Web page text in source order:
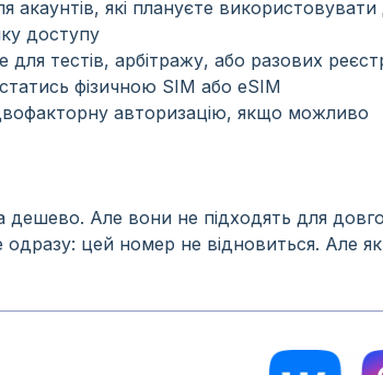
які плануєте використовувати
доступу
тестів, арбітражу, або разових
фізичною SIM або eSIM
авторизацію, якщо можливо
Але вони не підходять для
цей номер не відновиться. Але